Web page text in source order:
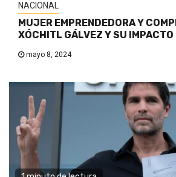
NACIONAL
MUJER EMPRENDEDORA Y
XÓCHITL GÁLVEZ Y SU IMPACTO
mayo 8, 2024